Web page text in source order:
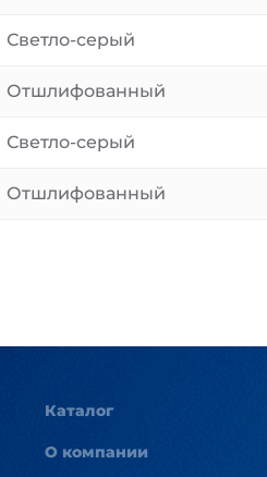
Светло-серый
Отшлифованный
Светло-серый
Отшлифованный
Каталог
О компании